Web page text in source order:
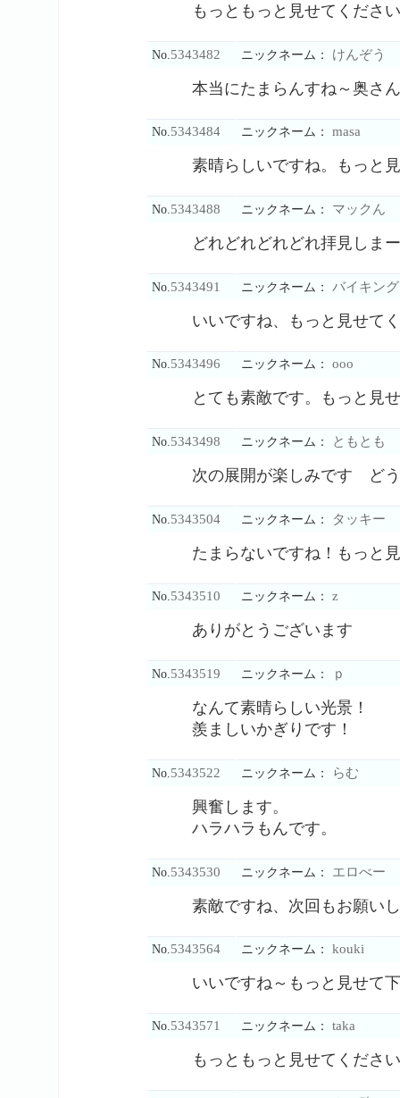
もっともっと見せてください
No. 5343482 ニックネーム： けんぞう
本当にたまらんすね～奥さ
No. 5343484 ニックネーム： masa
素晴らしいですね。もっと
No. 5343488 ニックネーム： マックん
どれどれどれどれ拝見しま
No. 5343491 ニックネーム： バイキング
いいですね、もっと見せて
No. 5343496 ニックネーム： ooo
とても素敵です。もっと見
No. 5343498 ニックネーム： ともとも
次の展開が楽しみです ど
No. 5343504 ニックネーム： タッキー
たまらないですね！もっと
No. 5343510 ニックネーム： z
ありがとうございます
No. 5343519 ニックネーム： ｐ
なんて素晴らしい光景！
羨ましいかぎりです！
No. 5343522 ニックネーム： らむ
興奮します。
ハラハラもんです。
No. 5343530 ニックネーム： エロべー
素敵ですね、次回もお願い
No. 5343564 ニックネーム： kouki
いいですね～もっと見せて
No. 5343571 ニックネーム： taka
もっともっと見せてくださ